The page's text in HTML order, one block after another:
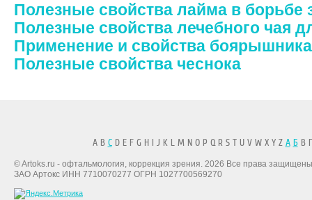
Полезные свойства лайма в борьбе
Полезные свойства лечебного чая
Применение и свойства боярышника
Полезные свойства чеснока
A B CD E F G H I J K L M N O P Q R S T U V W X Y Z А БВ
© Artoks.ru - офтальмология, коррекция зрения. 2026 Все права
ЗАО Артокс ИНН 7710070277 ОГРН 1027700569270